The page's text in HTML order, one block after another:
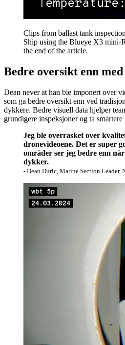
Clips from ballast tank
Ship using the Blueye X3 mini-
the end of the article.
Bedre oversikt enn
Dean never at han ble imponert over
som ga bedre oversikt enn ved
dykkere. Bedre visuell data hjelper
grundigere inspeksjoner og ta
Jeg ble overrasket over
dronevideoene. Det er super
områder ser jeg bedre enn
dykker.
- Dean Duric, Marine Section Leader,